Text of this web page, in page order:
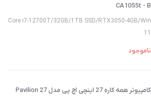
CA1055t - B
Core i7-12700T/32GB/1TB SSD/RTX3050-4GB/Win
11
ناموجود
کامپیوتر همه کاره 27 اینچی اچ پی مدل Pavilion 27